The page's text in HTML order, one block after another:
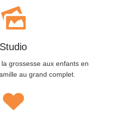
Studio
grossesse aux enfants en
au grand complet.